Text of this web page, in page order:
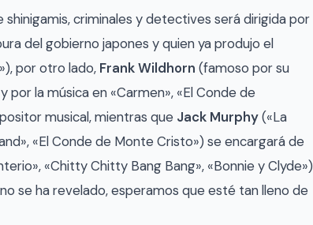
criminales y detectives será dirigida por
del gobierno japones y quien ya produjo el
por otro lado, Frank Wildhorn (famoso por su
la música en «Carmen», «El Conde de
musical, mientras que Jack Murphy(«La
«El Conde de Monte Cristo») se encargará de
«Chitty Chitty Bang Bang», «Bonnie y Clyde»)
se ha revelado, esperamos que esté tan lleno de